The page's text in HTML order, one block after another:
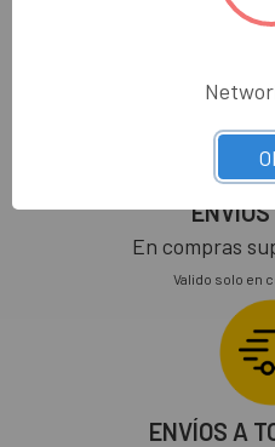
En compras
Valido solo en
ENVÍOS A